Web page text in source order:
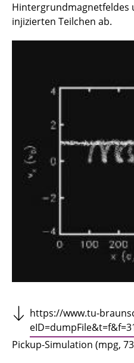
Mass loading
Titan in der
Hintergrundmagnetfeldes
injizierten Teilchen ab.
https://www.tu-
Pickup-Simulation (mpg,